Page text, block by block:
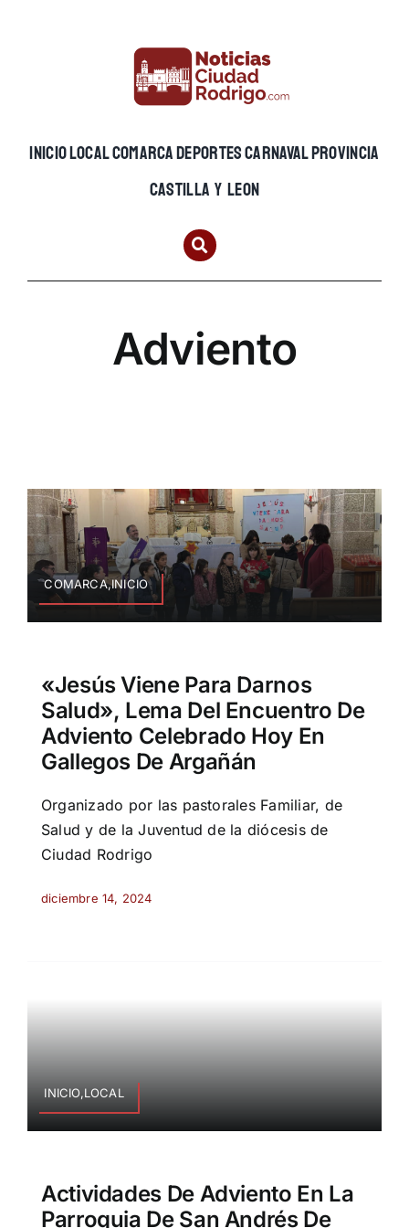
INICIOLOCALCOMARCADEPORTESCARNAVALPROVINCIA
CASTILLA Y LEON
Adviento
COMARCA,INICIO
«Jesús Viene Para Darnos
Salud», Lema Del Encuentro De
Adviento Celebrado Hoy En
Gallegos De Argañán
Organizado por las pastorales Familiar, de
Salud y de la Juventud de la diócesis de
Ciudad Rodrigo
diciembre 14, 2024
INICIO,LOCAL
Actividades De Adviento En La
Parroquia De San Andrés De